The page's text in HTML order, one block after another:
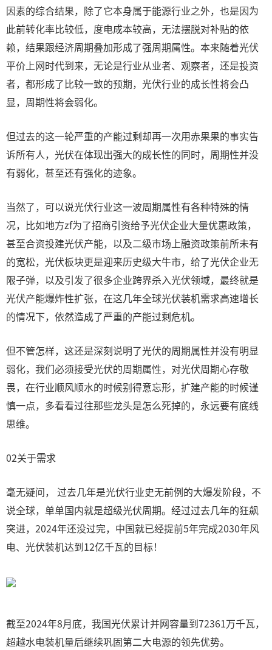
因素的综合结果，除了它本身属于能源行业之外，也是因为
此前转化率比较低，度电成本较高，无法摆脱对补贴的依
赖，结果跟经济周期叠加形成了强周期属性。本来随着光伏
平价上网时代到来，无论是行业从业者、观察者，还是投资
者，都形成了比较一致的预期，光伏行业的成长性将会凸
显，周期性将会弱化。
但过去的这一轮严重的产能过剩却再一次用赤果果的事实告
诉所有人，光伏在体现出强大的成长性的同时，周期性并没
有弱化，甚至还有强化的迹象。
当然了，可以说光伏行业这一波周期属性有各种特殊的情
况，比如地方zf为了招商引资给予光伏企业大量优惠政策，
甚至合资投建光伏产能，以及二级市场上融资政策前所未有
的宽松，光伏板块更是迎来历史级大牛市，给了光伏企业无
限子弹，以及引发了很多企业跨界杀入光伏领域，最终就是
光伏产能爆炸性扩张，在这几年全球光伏装机需求高速增长
的情况下，依然造成了严重的产能过剩危机。
但不管怎样，这还是深刻说明了光伏的周期属性并没有明显
弱化，我们必须接受光伏的周期属性，对光伏周期心存敬
畏，在行业顺风顺水的时候别得意忘形，扩建产能的时候谨
慎一点，多看看过往那些龙头是怎么死掉的，永远要有底线
思维。
02关于需求
毫无疑问， 过去几年是光伏行业史无前例的大爆发阶段，不
说全球，单单国内就是超级光伏周期。经过过去几年的狂飙
突进，2024年还没过完，中国就已经提前5年完成2030年风
电、光伏装机达到12亿千瓦的目标！
截至2024年8月底，我国光伏累计并网容量到72361万千瓦，
超越水电装机量后继续巩固第二大电源的领先优势。